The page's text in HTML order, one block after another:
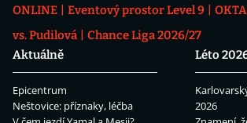
ONLINE
Eventový prostor Level 9
vs. Pudilová
Chance Liga 2026/27
Aktuálně
Epicentrum
Neštovice: příznaky, léčba
Léto
2026